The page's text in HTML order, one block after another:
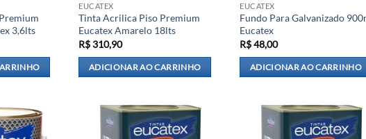
3,6lts
EUCATEX
Tinta Acrilica Piso Premium
Eucatex Amarelo 18lts
R$310,90
ADICIONAR AO CARRINHO
EUCATEX
Fundo Para Galvanizado
Eucatex
R$48,00
ADICIONAR AO CARRINHO